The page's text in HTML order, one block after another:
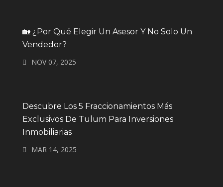
🏡 ¿Por Qué Elegir Un Asesor Y No Solo Un
Vendedor?
NOV 07, 2025
Descubre Los 5 Fraccionamientos Más
Exclusivos De Tulum Para Inversiones
Inmobiliarias
MAR 14, 2025